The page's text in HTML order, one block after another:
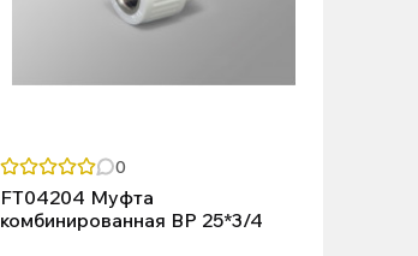
0
FT04204 Муфта
комбинированная ВР 25*3/4